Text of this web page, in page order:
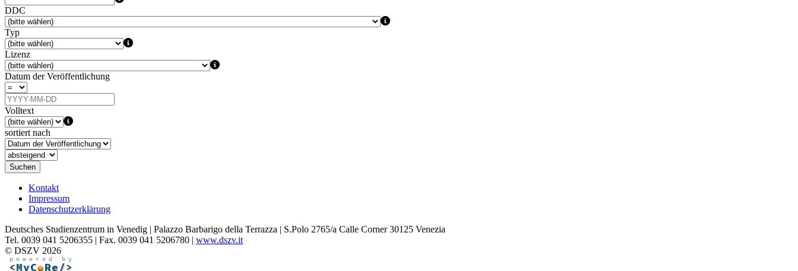
DDC
Typ
Lizenz
Datum der Veröffentlichung
Volltext
sortiert nach
Suchen
Kontakt
Impressum
Datenschutzerklärung
Deutsches Studienzentrum in Venedig | Palazzo Barbarigo della Terrazza | S.Polo 2765/a Calle Corner 30125 Venezia
Tel. 0039 041 5206355 | Fax. 0039 041 5206780 | www.dszv.it
© DSZV 2026